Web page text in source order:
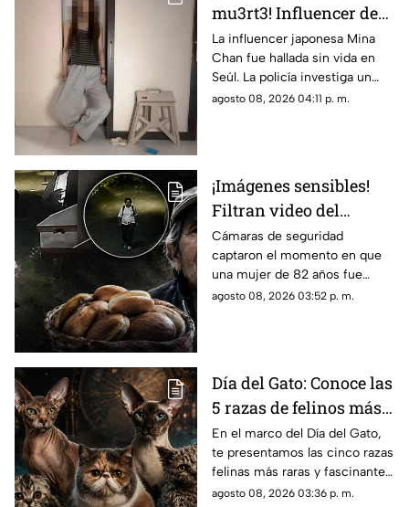
mu3rt3! Influencer de
k-pop Mina Chan
estaba en su
departamento de Seúl
La influencer japonesa Mina
Chan fue hallada sin vida en
Seúl. La policía investiga un
posible suicidio tras una alerta
agosto 08, 2026 04:11 p. m.
¡Imágenes sensibles!
Filtran video del
asesinato de abuelita
vendedora de cemitas
en Puebla: le robaron
unos pesos
Cámaras de seguridad
captaron el momento en que
una mujer de 82 años fue
asesinada al regresar de
agosto 08, 2026 03:52 p. m.
Día del Gato: Conoce las
5 razas de felinos más
raras del mundo
En el marco del Día del Gato,
te presentamos las cinco razas
felinas más raras y fascinantes
del planeta por sus singulares
agosto 08, 2026 03:36 p. m.